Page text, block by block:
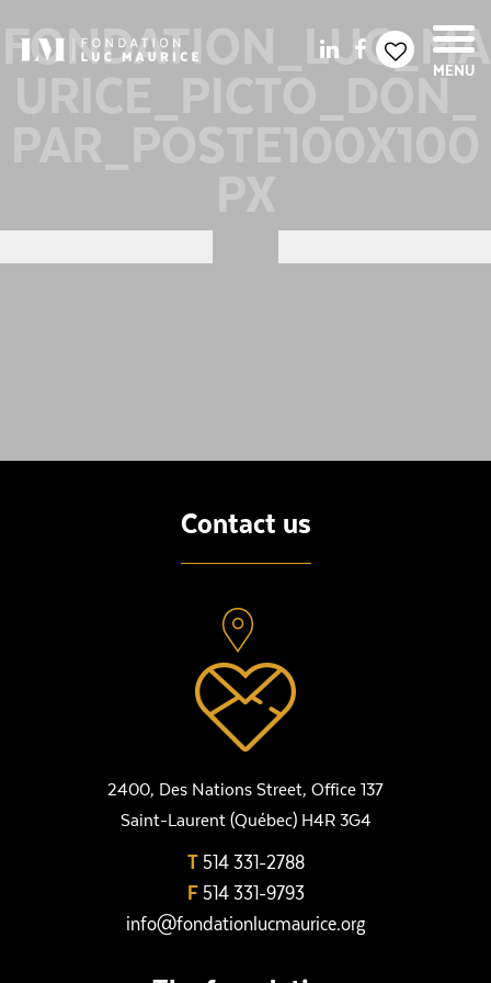
MENU
FONDATION_LUC_MA
URICE_PICTO_DON_
Contact us
2400, Des Nations Street, Office 137
Saint-Laurent (Québec) H4R 3G4
T514 331-2788
F514 331-9793
info@fondationlucmaurice.org